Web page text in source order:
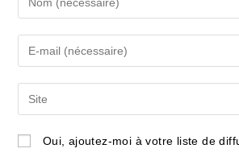
your
name
comment
your
email
address
comment
l’URL
de
Oui, ajoutez-moi à votre liste de